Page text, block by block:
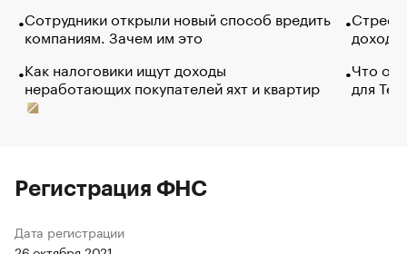
Сотрудники открыли новый способ вредить
компаниям. Зачем им это
Как налоговики ищут доходы
неработающих покупателей яхт и квартир
Что
для
Регистрация ФНС
Дата регистрации